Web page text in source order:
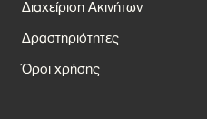
Διαχείριση Ακινήτων
Δραστηριότητες
Όροι χρήσης